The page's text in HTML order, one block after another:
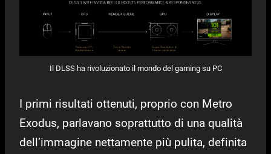
Il DLSS ha rivoluzionato il mondo del gaming su PC
I primi risultati ottenuti, proprio con Metro
Exodus, parlavano soprattutto di una qualità
dell’immagine nettamente più pulita, definita